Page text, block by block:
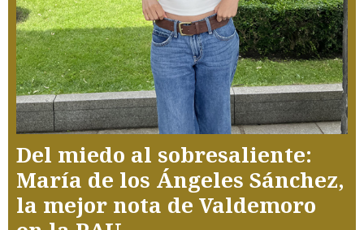
Del miedo al sobresaliente:
María de los Ángeles Sánchez,
la mejor nota de Valdemoro